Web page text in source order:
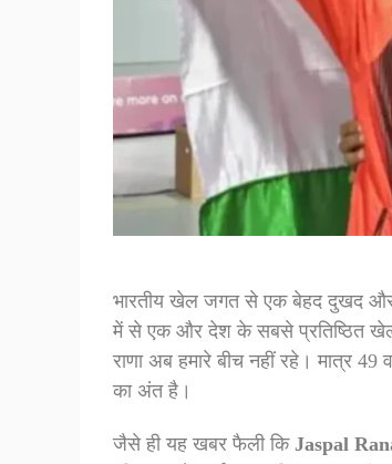
भारतीय खेल जगत से एक बेहद दुखद और
में से एक और देश के सबसे प्रतिष्ठित
राणा अब हमारे बीच नहीं रहे। मात्र
का अंत है।
जैसे ही यह खबर फैली कि Jaspal